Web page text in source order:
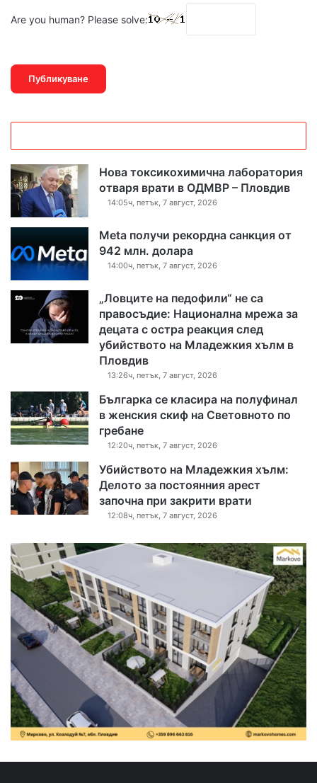
Are you human? Please solve:
Нова токсикохимична лаборатория
отваря врати в ОДМВР – Пловдив
14:05ч, петък, 7 август, 2026
Meta получи рекордна санкция от
942 млн. долара
14:00ч, петък, 7 август, 2026
„Ловците на педофили“ не са
правосъдие: Национална мрежа за
децата с остра реакция след
убийството на Младежкия хълм в
Пловдив
13:26ч, петък, 7 август, 2026
Българка се класира на полуфинал
в женския скиф на Световното по
гребане
12:20ч, петък, 7 август, 2026
Убийството на Младежкия хълм:
Делото за постоянния арест
започна при закрити врати
12:08ч, петък, 7 август, 2026